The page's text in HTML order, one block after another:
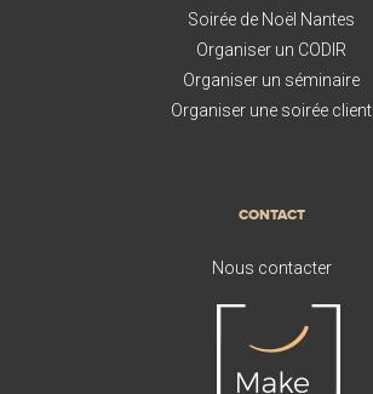
Soirée de Noël Nantes
Organiser un CODIR
Organiser un séminaire
Organiser une soirée client
CONTACT
Nous contacter